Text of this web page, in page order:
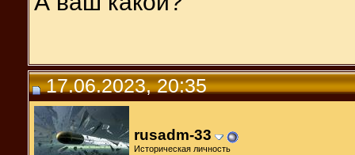
17.06.2023, 20:35
rusadm-33
Историческая личность